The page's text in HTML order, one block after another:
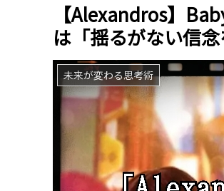
【Alexandros】
は「揺るがない信念
未来が変わる思考術